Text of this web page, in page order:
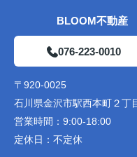
BLOOM不動産
076-223-0010
〒920-0025
石川県金沢市駅西本町２丁
営業時間： 9:00-18:00
定休日： 不定休